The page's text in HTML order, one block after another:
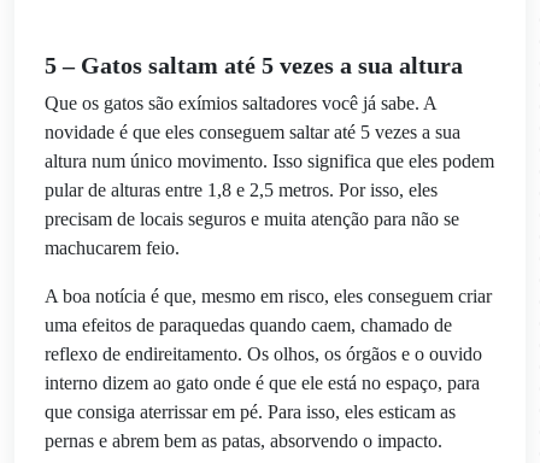
5 – Gatos saltam até 5 vezes a sua altura
Que os gatos são exímios saltadores você já sabe. A
novidade é que eles conseguem saltar até 5 vezes a sua
altura num único movimento. Isso significa que eles podem
pular de alturas entre 1,8 e 2,5 metros. Por isso, eles
precisam de locais seguros e muita atenção para não se
machucarem feio.
A boa notícia é que, mesmo em risco, eles conseguem criar
uma efeitos de paraquedas quando caem, chamado de
reflexo de endireitamento. Os olhos, os órgãos e o ouvido
interno dizem ao gato onde é que ele está no espaço, para
que consiga aterrissar em pé. Para isso, eles esticam as
pernas e abrem bem as patas, absorvendo o impacto.